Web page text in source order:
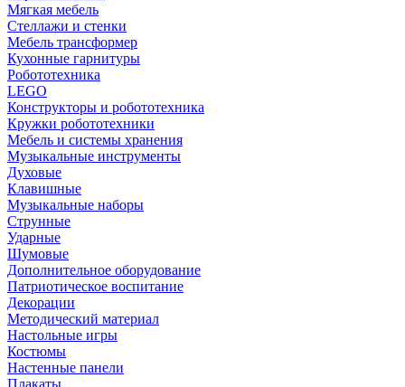
Мягкая мебель
Стеллажи и стенки
Мебель трансформер
Кухонные гарнитуры
Робототехника
LEGO
Конструкторы и робототехника
Кружки робототехники
Мебель и системы хранения
Музыкальные инструменты
Духовые
Клавишные
Музыкальные наборы
Струнные
Ударные
Шумовые
Дополнительное оборудование
Патриотическое воспитание
Декорации
Методический материал
Настольные игры
Костюмы
Настенные панели
Плакаты